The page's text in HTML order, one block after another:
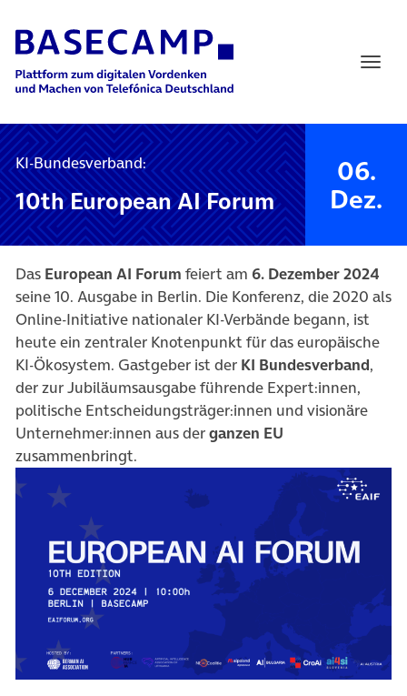
Main Navigation
KI-Bundesverband:
10th European AI Forum
06.
Dez.
Das European AI Forum feiert am 6. Dezember 2024
seine 10. Ausgabe in Berlin. Die Konferenz, die 2020 als
Online-Initiative nationaler KI-Verbände begann, ist
heute ein zentraler Knotenpunkt für das europäische
KI-Ökosystem. Gastgeber ist der KI Bundesverband,
der zur Jubiläumsausgabe führende Expert:innen,
politische Entscheidungsträger:innen und visionäre
Unternehmer:innen aus derganzen EU
zusammenbringt.